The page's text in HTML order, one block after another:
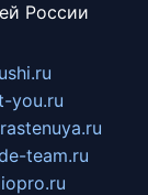
России
you.ru
rastenuya.ru
team.ru